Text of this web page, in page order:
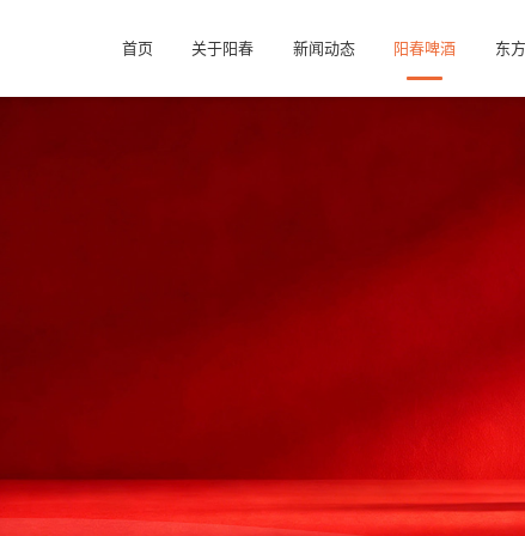
首页 关于阳春 新闻动态 阳春啤酒 东